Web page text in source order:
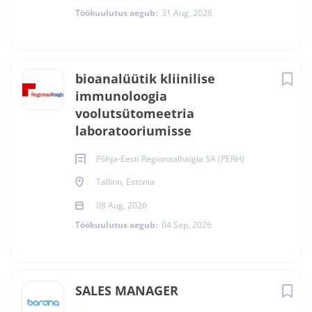
Töökuulutus aegub: 31 Aug, 2026
bioanalüütik kliinilise
immunoloogia
voolutsütomeetria
laboratooriumisse
Põhja-Eesti Regionaalhaigla SA (PERH)
Tallinn, Estonia
08 Aug, 2026
Töökuulutus aegub: 04 Sep, 2026
SALES MANAGER